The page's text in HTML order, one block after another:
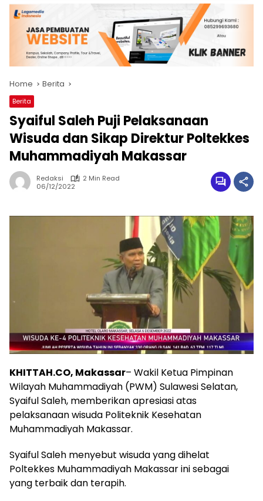
Home Berita
Berita
Syaiful Saleh Puji Pelaksanaan
Wisuda dan Sikap Direktur Poltekkes
Muhammadiyah Makassar
Redaksi
2 Min Read
06/12/2022
KHITTAH.CO, Makassar– Wakil Ketua Pimpinan
Wilayah Muhammadiyah (PWM) Sulawesi Selatan,
Syaiful Saleh, memberikan apresiasi atas
pelaksanaan wisuda Politeknik Kesehatan
Muhammadiyah Makassar.
Syaiful Saleh menyebut wisuda yang dihelat
Poltekkes Muhammadiyah Makassar ini sebagai
yang terbaik dan terapih.